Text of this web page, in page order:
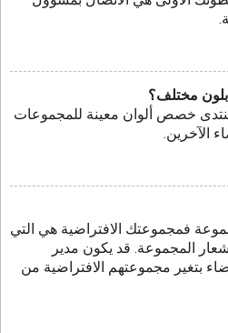
مختلف؟
خصص ألوان معينة للمجموعات
الآخرين.
فمجموعتك الافتراضية هي التي
المجموعة. قد يكون مدير
بتغير مجموعتهم الافتراضية من